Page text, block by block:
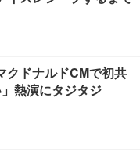
クドナルドCMで初共
熱演にタジタジ